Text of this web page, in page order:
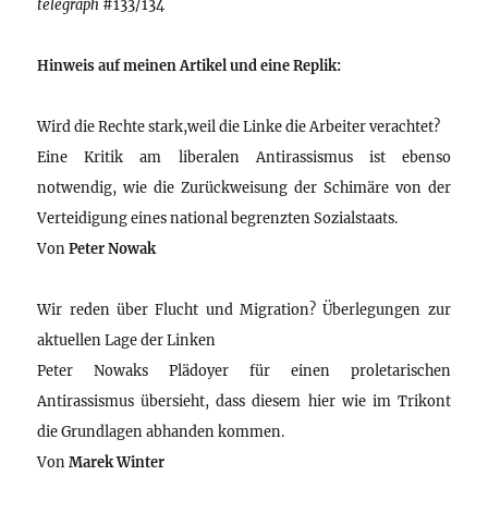
telegraph #133/134
Hinweis auf meinen Artikel und eine Replik:
Wird die Rechte stark,weil die Linke die Arbeiter verachtet?
Eine Kritik am liberalen Antirassismus ist ebenso
notwendig, wie die Zurückweisung der Schimäre von der
Verteidigung eines national begrenzten Sozialstaats.
VonPeter Nowak
Wir reden über Flucht und Migration? Überlegungen zur
aktuellen Lage der Linken
Peter Nowaks Plädoyer für einen proletarischen
Antirassismus übersieht, dass diesem hier wie im Trikont
die Grundlagen abhanden kommen.
VonMarek Winter